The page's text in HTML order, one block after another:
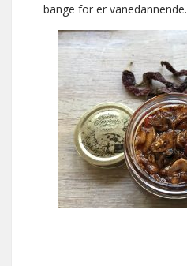
bange for er vanedannende.